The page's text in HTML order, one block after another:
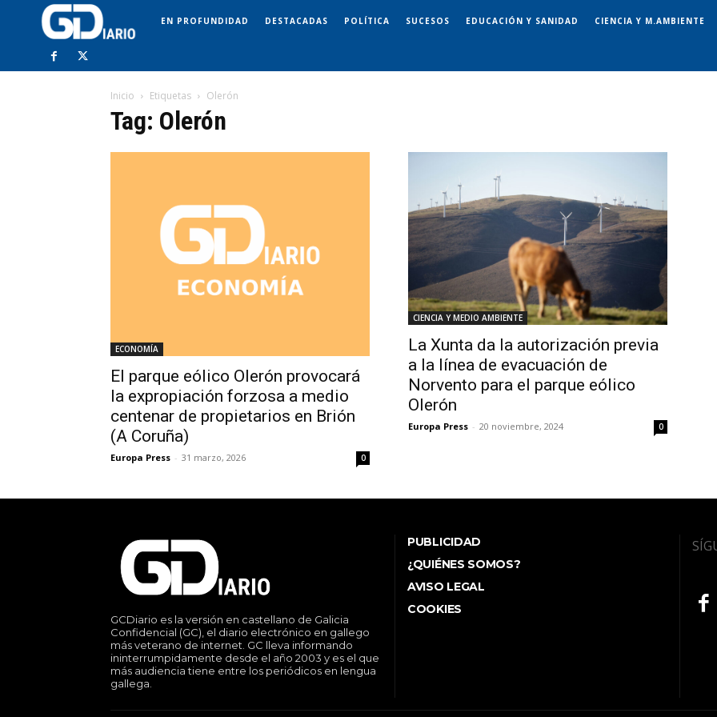
EN PROFUNDIDAD DESTACADAS POLÍTICA SUCESOS EDUCACIÓN Y SANIDAD CIENCIA Y M.AMBIENTE
Inicio Etiquetas Olerón
Tag: Olerón
ECONOMÍA
El parque eólico Olerón provocará
la expropiación forzosa a medio
centenar de propietarios en Brión
(A Coruña)
Europa Press - 31 marzo, 2026 0
CIENCIA Y MEDIO AMBIENTE
La Xunta da la autorización previa
a la línea de evacuación de
Norvento para el parque eólico
Olerón
Europa Press - 20 noviembre, 2024 0
GCDiario es la versión en castellano de Galicia
Confidencial (GC), el diario electrónico en gallego
más veterano de internet. GC lleva informando
ininterrumpidamente desde el año 2003 y es el que
más audiencia tiene entre los periódicos en lengua
gallega.
PUBLICIDAD
¿QUIÉNES SOMOS?
AVISO LEGAL
COOKIES